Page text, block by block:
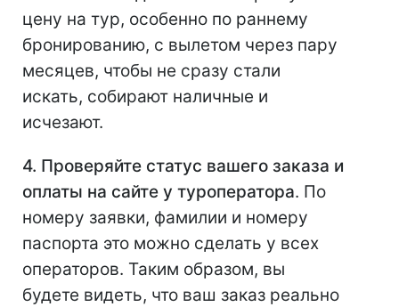
цену на тур, особенно по раннему
бронированию, с вылетом через пару
месяцев, чтобы не сразу стали
искать, собирают наличные и
исчезают.
4. Проверяйте статус вашего заказа и
оплаты на сайте у туроператора. По
номеру заявки, фамилии и номеру
паспорта это можно сделать у всех
операторов. Таким образом, вы
будете видеть, что ваш заказ реально